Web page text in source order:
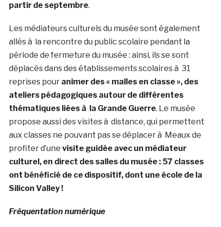
partir de septembre.
Les médiateurs culturels du musée sont également
allés à la rencontre du public scolaire pendant la
période de fermeture du musée : ainsi, ils se sont
déplacés dans des établissements scolaires à 31
reprises pour animer des « malles en classe », des
ateliers pédagogiques autour de différentes
thématiques liées à la Grande Guerre. Le musée
propose aussi des visites à distance, qui permettent
aux classes ne pouvant pas se déplacer à Meaux de
profiter d’une visite guidée avec un médiateur
culturel, en direct des salles du musée : 57 classes
ont bénéficié de ce dispositif, dont une école de la
Silicon Valley !
Fréquentation numérique